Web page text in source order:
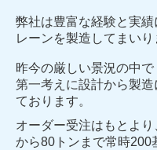
弊社は豊富な経験と実
レーンを製造してまいり
昨今の厳しい景況の中で
第一考えに設計から製
ております。
オーダー受注はもとよ
から80トンまで常時200